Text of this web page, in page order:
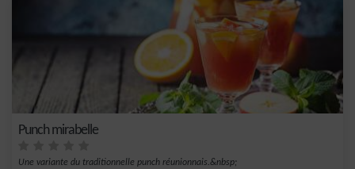
Punch mirabelle
Une variante du traditionnelle punch réunionnais.&nbsp;